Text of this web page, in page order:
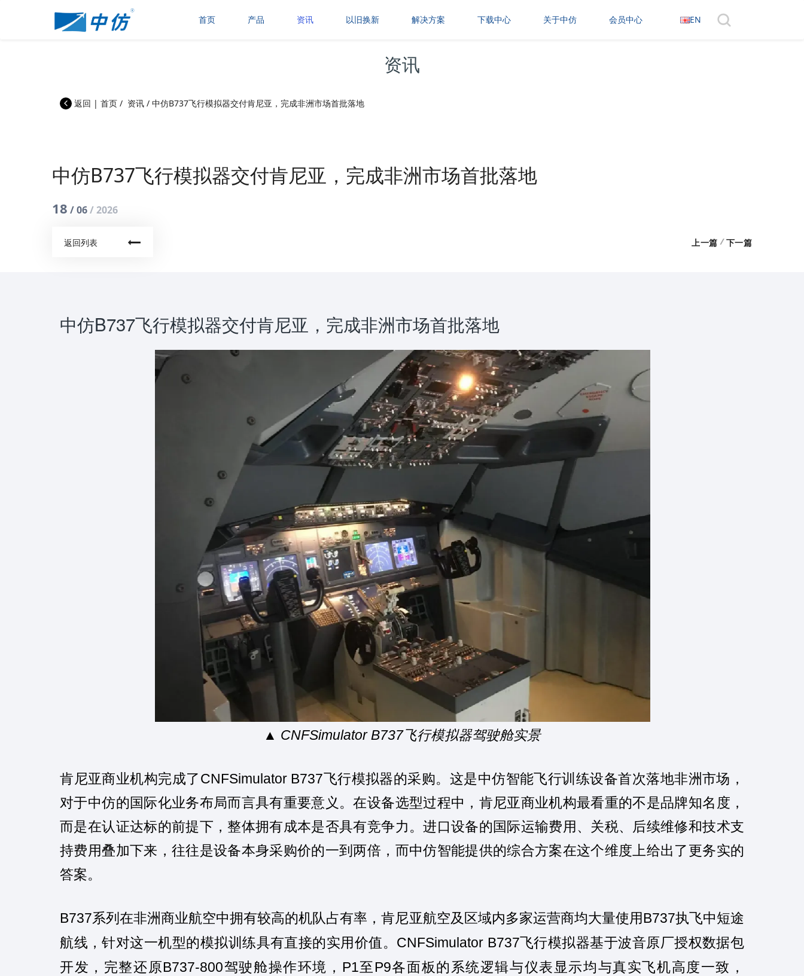
首页 产品 资讯 以旧换新 解决方案 下载中心 关于中仿 会员中心 EN
资讯
返回 |首页 / 资讯 /中仿B737飞行模拟器交付肯尼亚，完成非洲市场首批落地
中仿B737飞行模拟器交付肯尼亚，完成非洲市场首批落地
18 / 06/ 2026
返回列表 上一篇 /下一篇
中仿B737飞行模拟器交付肯尼亚，完成非洲市场首批落地
▲ CNFSimulator B737飞行模拟器驾驶舱实景
肯尼亚商业机构完成了 CNFSimulator B737 飞行模拟器的采购。这是中仿智能飞行训练设备首次落地非洲市场，
对于中仿的国际化业务布局而言具有重要意义。在设备选型过程中，肯尼亚商业机构最看重的不是品牌知名度，
而是在认证达标的前提下，整体拥有成本是否具有竞争力。进口设备的国际运输费用、关税、后续维修和技术支
持费用叠加下来，往往是设备本身采购价的一到两倍，而中仿智能提供的综合方案在这个维度上给出了更务实的
答案。
B737系列在非洲商业航空中拥有较高的机队占有率，肯尼亚航空及区域内多家运营商均大量使用 B737执飞中短途
航线，针对这一机型的模拟训练具有直接的实用价值。 CNFSimulator B737 飞行模拟器基于波音原厂授权数据包
开发，完整还原B737-800驾驶舱操作环境， P1至 P9各面板的系统逻辑与仪表显示均与真实飞机高度一致，